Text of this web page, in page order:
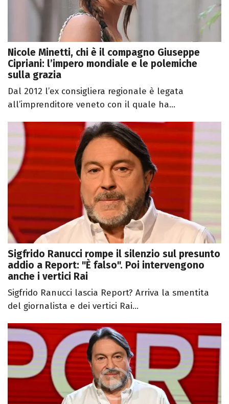
Nicole Minetti, chi è il compagno Giuseppe
Cipriani: l’impero mondiale e le polemiche
sulla grazia
Dal 2012 l’ex consigliera regionale è legata
all’imprenditore veneto con il quale ha...
Sigfrido Ranucci rompe il silenzio sul presunto
addio a Report: "È falso". Poi intervengono
anche i vertici Rai
Sigfrido Ranucci lascia Report? Arriva la smentita
del giornalista e dei vertici Rai...